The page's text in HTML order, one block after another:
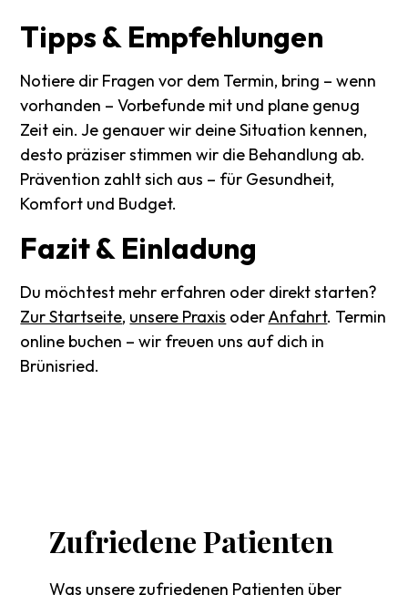
Tipps & Empfehlungen
Notiere dir Fragen vor dem Termin, bring – wenn
vorhanden – Vorbefunde mit und plane genug
Zeit ein. Je genauer wir deine Situation kennen,
desto präziser stimmen wir die Behandlung ab.
Prävention zahlt sich aus – für Gesundheit,
Komfort und Budget.
Fazit& Einladung
Du möchtest mehr erfahren oder direkt starten?
Zur Startseite, unsere Praxis oderAnfahrt. Termin
online buchen – wir freuen uns auf dich in
Brünisried.
ZufriedenePatienten
Was unsere zufriedenen Patienten über